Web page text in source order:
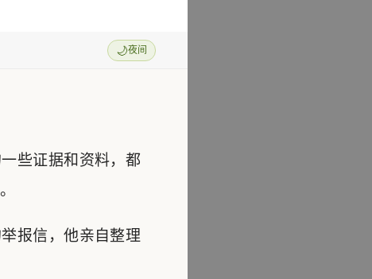
🌙夜间
些证据和资料，都
报信，他亲自整理